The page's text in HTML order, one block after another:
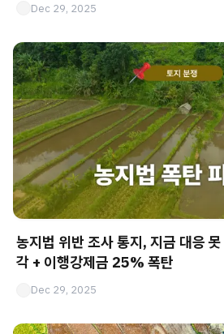
Dec 29, 2025
농지법 위반 조사 통지, 지금 대응
각 + 이행강제금 25% 폭탄
Dec 29, 2025